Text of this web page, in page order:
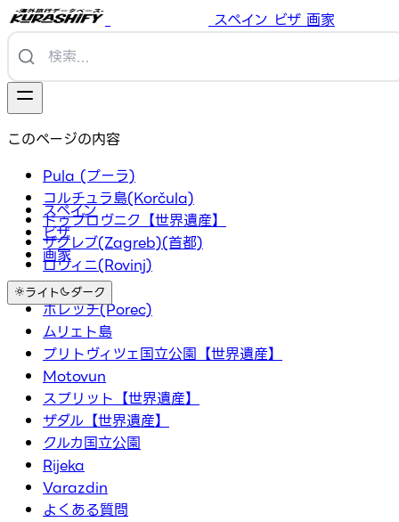
スペイン ビザ 画家
スペイン
ビザ
画家
ライト ダーク
このページの内容
Pula (プーラ)
コルチュラ島(Korčula)
ドゥブロヴニク【世界遺産】
ザグレブ(Zagreb)(首都)
ロヴィニ(Rovinj)
Hvar
ポレッチ(Porec)
ムリェト島
プリトヴィツェ国立公園【世界遺産】
Motovun
スプリット【世界遺産】
ザダル【世界遺産】
クルカ国立公園
Rijeka
Varazdin
よくある質問